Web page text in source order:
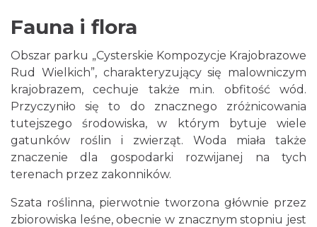
Fauna i flora
Obszar parku „Cysterskie Kompozycje Krajobrazowe
Rud Wielkich”, charakteryzujący się malowniczym
krajobrazem, cechuje także m.in. obfitość wód.
Przyczyniło się to do znacznego zróżnicowania
tutejszego środowiska, w którym bytuje wiele
gatunków roślin i zwierząt. Woda miała także
znaczenie dla gospodarki rozwijanej na tych
terenach przez zakonników.
Szata roślinna, pierwotnie tworzona głównie przez
zbiorowiska leśne, obecnie w znacznym stopniu jest